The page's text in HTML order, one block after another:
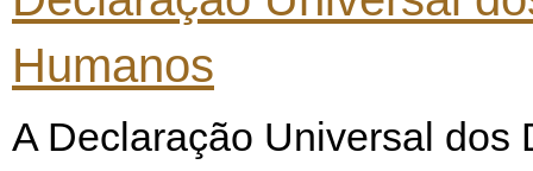
Humanos
A Declaração Universal dos